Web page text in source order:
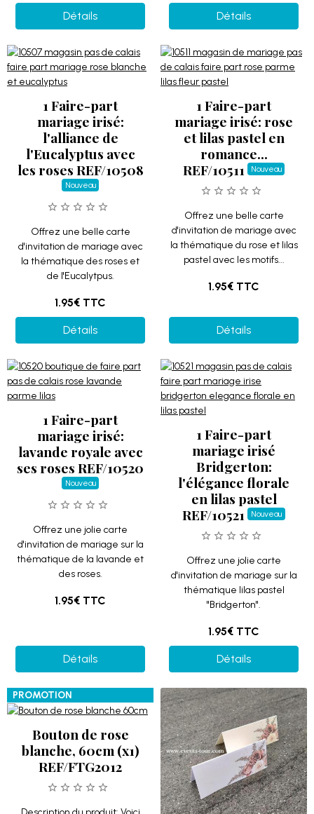
Détails Détails
1 Faire-part
mariage irisé:
l'alliance de
l'Eucalyptus avec
les roses REF/10508
Nouveau
Offrez une belle carte
d'invitation de mariage avec
la thématique des roses et
de l'Eucalytpus.
1.95€ TTC
Détails
1 Faire-part
mariage irisé: rose
et lilas pastel en
romance...
REF/10511
Nouveau
Offrez une belle carte
d'invitation de mariage avec
la thématique du rose et lilas
pastel avec les motifs...
1.95€ TTC
Détails
1 Faire-part
mariage irisé:
lavande royale avec
ses roses REF/10520
Nouveau
Offrez une jolie carte
d'invitation de mariage sur la
thématique de la lavande et
des roses.
1.95€ TTC
Détails
1 Faire-part
mariage irisé
Bridgerton:
l'élégance florale
en lilas pastel
REF/10521 Nouveau
Offrez une jolie carte
d'invitation de mariage sur la
thématique lilas pastel
"Bridgerton".
1.95€ TTC
Détails
PROMOTION
Bouton de rose
blanche, 60cm (x1)
REF/FTG2012